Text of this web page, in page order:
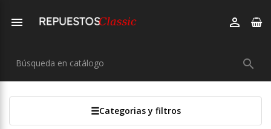
 

Categorias y filtros